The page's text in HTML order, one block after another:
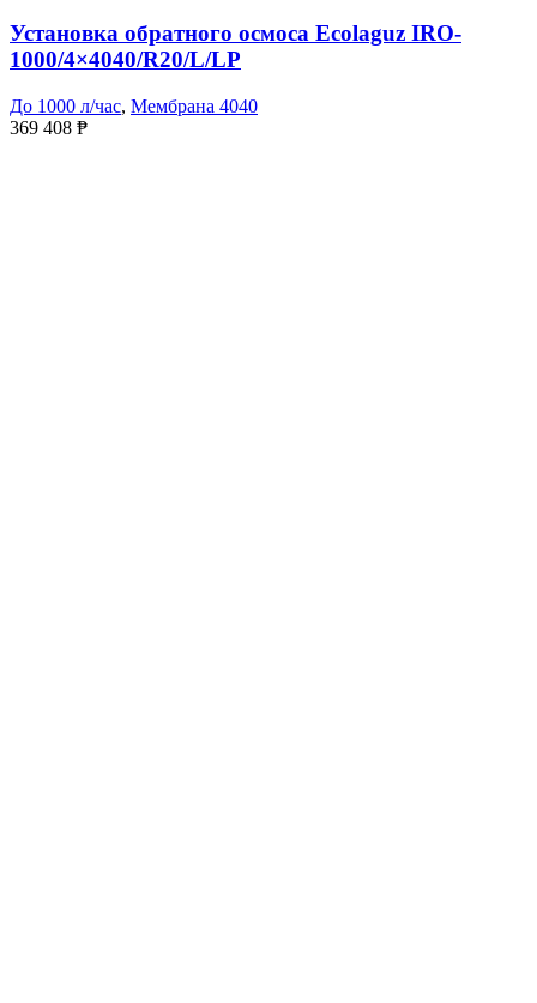
Установка обратного осмоса Ecolaguz IRO-
1000/4×4040/R20/L/LP
До 1000 л/час, Мембрана 4040
369 408 ₱